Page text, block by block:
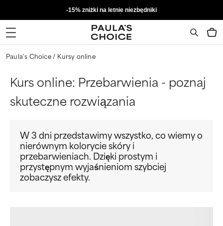
-15% zniżki na letnie niezbędniki
Paula's Choice Kursy online
Kurs online: Przebarwienia - poznaj
skuteczne rozwiązania
W 3 dni przedstawimy wszystko, co wiemy o
nierównym kolorycie skóry i
przebarwieniach. Dzięki prostym i
przystępnym wyjaśnieniom szybciej
zobaczysz efekty.